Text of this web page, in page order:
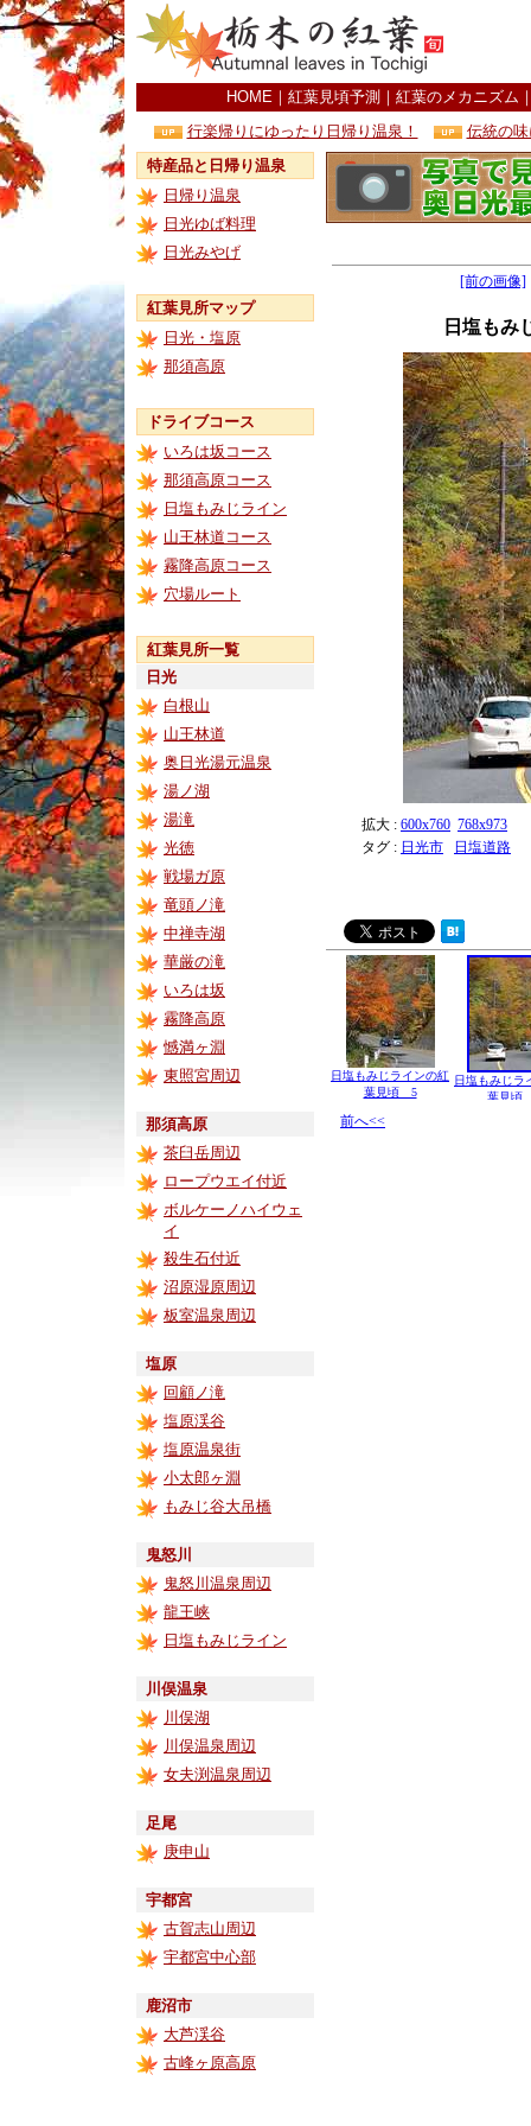
HOME ｜ 紅葉見頃予測 ｜ 紅葉のメカニズム
行楽帰りにゆったり日帰り温泉！
伝統の
特産品と日帰り温泉
日帰り温泉
日光ゆば料理
日光みやげ
紅葉見所マップ
日光・塩原
那須高原
ドライブコース
いろは坂コース
那須高原コース
日塩もみじライン
山王林道コース
霧降高原コース
穴場ルート
紅葉見所一覧
日光
白根山
山王林道
奥日光湯元温泉
湯ノ湖
湯滝
光徳
戦場ガ原
竜頭ノ滝
中禅寺湖
華厳の滝
いろは坂
霧降高原
憾満ヶ淵
東照宮周辺
那須高原
茶臼岳周辺
ロープウエイ付近
ボルケーノハイウェ
イ
殺生石付近
沼原湿原周辺
板室温泉周辺
塩原
回顧ノ滝
塩原渓谷
塩原温泉街
小太郎ヶ淵
もみじ谷大吊橋
鬼怒川
鬼怒川温泉周辺
龍王峡
日塩もみじライン
川俣温泉
川俣湖
川俣温泉周辺
女夫渕温泉周辺
足尾
庚申山
宇都宮
古賀志山周辺
宇都宮中心部
鹿沼市
大芦渓谷
古峰ヶ原高原
[前の画像]
日塩もみ
拡大 : 600x760 768x973
タグ : 日光市 日塩道路
日塩もみじラインの紅
葉見頃 5
日塩もみじラ
葉見頃
前へ<<